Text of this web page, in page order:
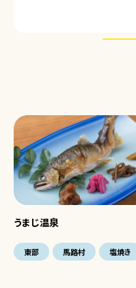
うまじ温泉
東部 馬路村 塩焼き